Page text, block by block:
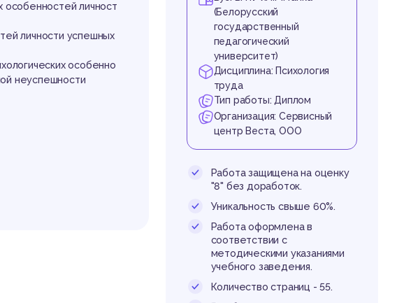
особенностей личност
личности успешных
особенно
неуспешности
(Белорусский
государственный
педагогический
университет)
Дисциплина: Психология
труда
Тип работы: Диплом
Организация: Сервисный
центр Веста, ООО
Работа защищена на оценку
"8" без доработок.
Уникальность свыше 60%.
Работа оформлена в
соответствии с
методическими указаниями
учебного заведения.
Количество страниц - 55.